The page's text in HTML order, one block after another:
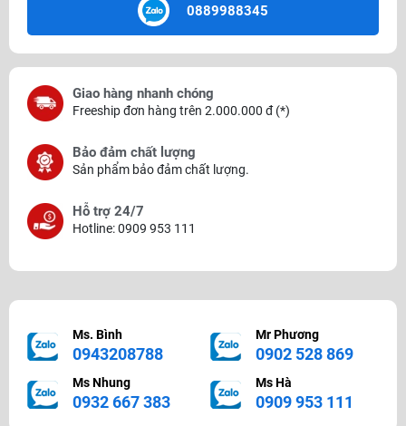
0889988345
Giao hàng nhanh chóng
Freeship đơn hàng trên 2.000.000 đ (*)
Bảo đảm chất lượng
Sản phẩm bảo đảm chất lượng.
Hỗ trợ 24/7
Hotline: 0909 953 111
Ms. Bình
0943208788
Ms Nhung
0932 667 383
Mr Phương
0902 528 869
Ms Hà
0909 953 111